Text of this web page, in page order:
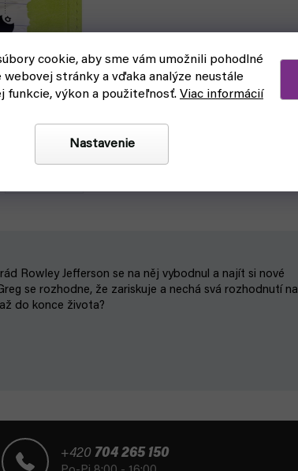
cookie, aby sme vám umožnili pohodlné
webovej stránky a vďaka analýze neustále
funkcie, výkon a použiteľnosť. Viac informácií
Nastavenie
–14 %
Rowley Jefferson se na něj vybodnul a najít si nové
se rozhodne, že zariskuje a nechá svá rozhodnutí na
do konce života?
+420 704 265 150